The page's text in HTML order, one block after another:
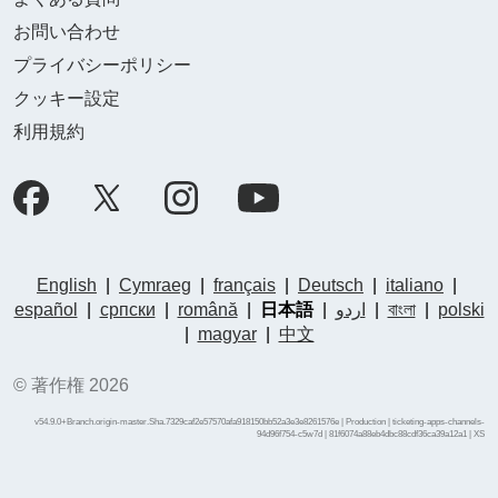
お問い合わせ
プライバシーポリシー
クッキー設定
利用規約
English Cymraeg français Deutsch italiano
español
српски română 日本語| اردو বাংলা|
polski
magyar| 中文
© 著作権 2026
v54.9.0+Branch.origin-master.Sha.7329caf2e57570afa918150bb52a3e3e8261576e | Production | ticketing-apps-channels-
94d96f754-c5w7d | 81f6074a88eb4dbc88cdf36ca39a12a1 | XS